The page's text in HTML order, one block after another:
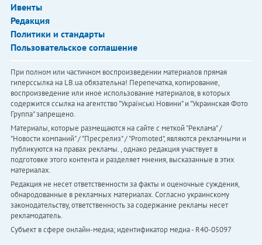
Ивенты
Редакция
Политики и стандарты
Пользовательское соглашение
При полном или частичном воспроизведении материалов прямая
гиперссылка на LB.ua обязательна! Перепечатка, копирование,
воспроизведение или иное использование материалов, в которых
содержится ссылка на агентство "Українськi Новини" и "Украинская Фото
Группа" запрещено.
Материалы, которые размещаются на сайте с меткой "Реклама" /
"Новости компаний" / "Пресрелиз" / "Promoted", являются рекламными и
публикуются на правах рекламы. , однако редакция участвует в
подготовке этого контента и разделяет мнения, высказанные в этих
материалах.
Редакция не несет ответственности за факты и оценочные суждения,
обнародованные в рекламных материалах. Согласно украинскому
законодательству, ответственность за содержание рекламы несет
рекламодатель.
Субъект в сфере онлайн-медиа; идентификатор медиа - R40-05097